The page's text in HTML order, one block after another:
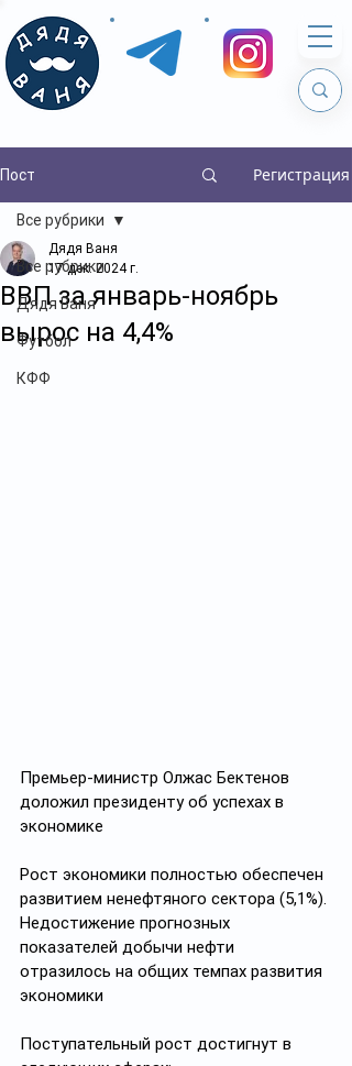
Пост Регистрация
Все рубрики
Дядя Ваня
Футбол
КФФ
Все рубрики
ВВП за январь-ноябрь
вырос на 4,4%
Дядя Ваня
17 дек. 2024 г.
Премьер-министр Олжас Бектенов
доложил президенту об успехах в
экономике
Рост экономики полностью обеспечен
развитием ненефтяного сектора (5,1%).
Недостижение прогнозных
показателей добычи нефти
отразилось на общих темпах развития
экономики
Поступательный рост достигнут в